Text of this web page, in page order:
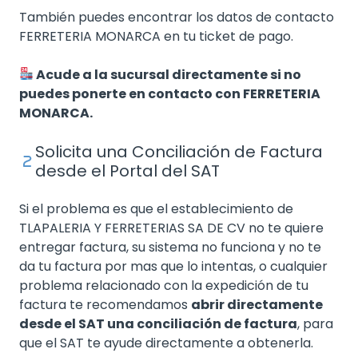
También puedes encontrar los datos de contacto
FERRETERIA MONARCA en tu ticket de pago.
Acude a la sucursal directamente si no
puedes ponerte en contacto con FERRETERIA
MONARCA.
Solicita una Conciliación de Factura
desde el Portal del SAT
Si el problema es que el establecimiento de
TLAPALERIA Y FERRETERIAS SA DE CV no te quiere
entregar factura, su sistema no funciona y no te
da tu factura por mas que lo intentas, o cualquier
problema relacionado con la expedición de tu
factura te recomendamos abrir directamente
desde el SAT una conciliación de factura, para
que el SAT te ayude directamente a obtenerla.